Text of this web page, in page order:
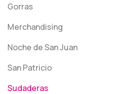
Gorras
Merchandising
Noche de San Juan
San Patricio
Sudaderas